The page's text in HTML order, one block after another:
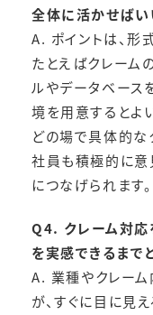
全体に活かせばい
A. ポイントは、形
たとえばクレーム
ルやデータベース
境を用意するとよ
どの場で具体的な
社員も積極的に意
につなげられます。
Q4. クレーム対応
を実感できるまで
A. 業種やクレーム
が、すぐに目に見